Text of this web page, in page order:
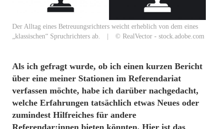
Der Alltag eines Betreuungsrichters weicht erheblich von dem eines
„klassischen“ Spruchrichters ab. | © RealVector - stock.adobe.com
Als ich gefragt wurde, ob ich einen kurzen Bericht
über eine meiner Stationen im Referendariat
verfassen möchte, habe ich darüber nachgedacht,
welche Erfahrungen tatsächlich etwas Neues oder
zumindest Hilfreiches für andere
Referendar:innen bieten könnten. Hier ist das